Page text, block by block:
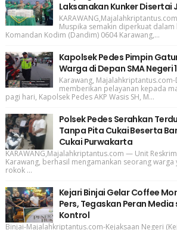
Laksanakan Kunker Disertai
Muspika semakin diperkuat dalam
Komandan Kodim (Dandim) 0604 Karawang,...
Kapolsek Pedes Pimpin
Warga di Depan SMA Negeri
Karawang,
memberikan pelayanan kepada
pagi hari, Kapolsek Pedes AKP Wasis SH, M...
Polsek Pedes Serahkan
Tanpa Pita Cukai Beserta
Cukai Purwakarta
KARAWANG,Majalahkriptantus.com — Unit
Karawang, berhasil mengamankan seorang
rokok ...
Kejari Binjai Gelar Coffee
Pers, Tegaskan Peran
Kontrol
Binjai-Majalahkriptantus.com-Kejaksaan Negeri